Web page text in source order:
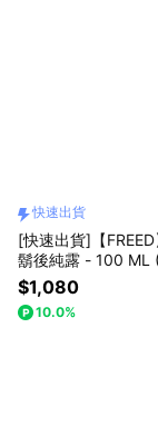
快速出貨
[快速出貨]【
鬍後純露 - 100 ML
VE ) 生日禮物 送禮
物 巨蟹座 禮物獨家
水香氛 療癒禮物 居
$1,080
10.0%